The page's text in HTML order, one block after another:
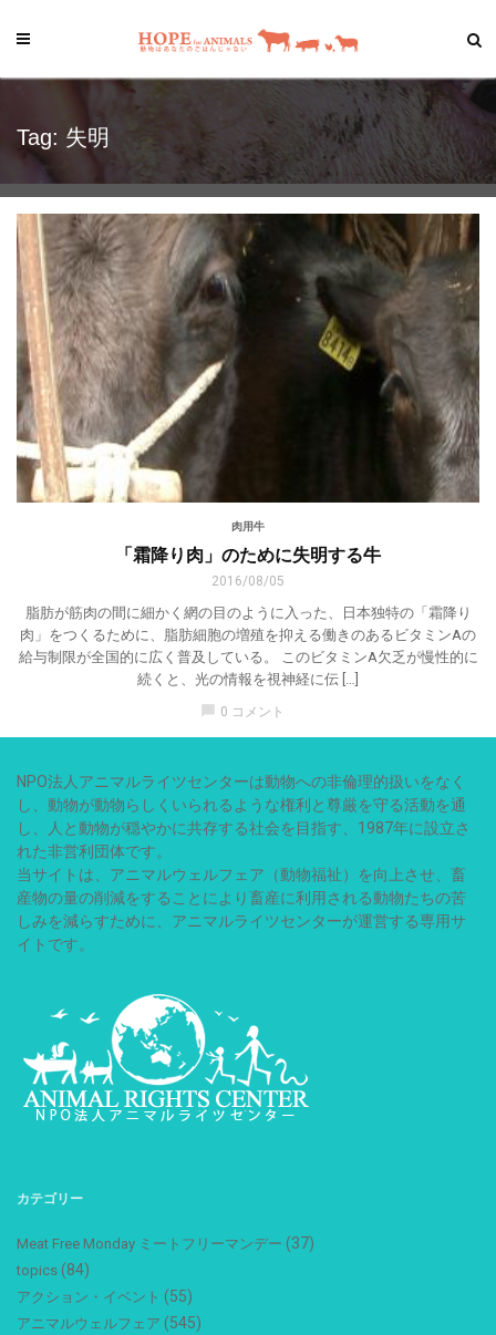
Tag: 失明
肉用牛
「霜降り肉」のために失明する牛
2016/08/05
脂肪が筋肉の間に細かく網の目のように入った、日本独特の「霜降り
肉」をつくるために、脂肪細胞の増殖を抑える働きのあるビタミンAの
給与制限が全国的に広く普及している。 このビタミンA欠乏が慢性的に
続くと、光の情報を視神経に伝 […]
chat_bubble 0 コメント
NPO法人アニマルライツセンターは動物への非倫理的扱いをなく
し、動物が動物らしくいられるような権利と尊厳を守る活動を通
し、人と動物が穏やかに共存する社会を目指す、1987年に設立さ
れた非営利団体です。
当サイトは、アニマルウェルフェア（動物福祉）を向上させ、畜
産物の量の削減をすることにより畜産に利用される動物たちの苦
しみを減らすために、アニマルライツセンターが運営する専用サ
イトです。
カテゴリー
Meat Free Monday ミートフリーマンデー (37)
topics (84)
アクション・イベント (55)
アニマルウェルフェア (545)